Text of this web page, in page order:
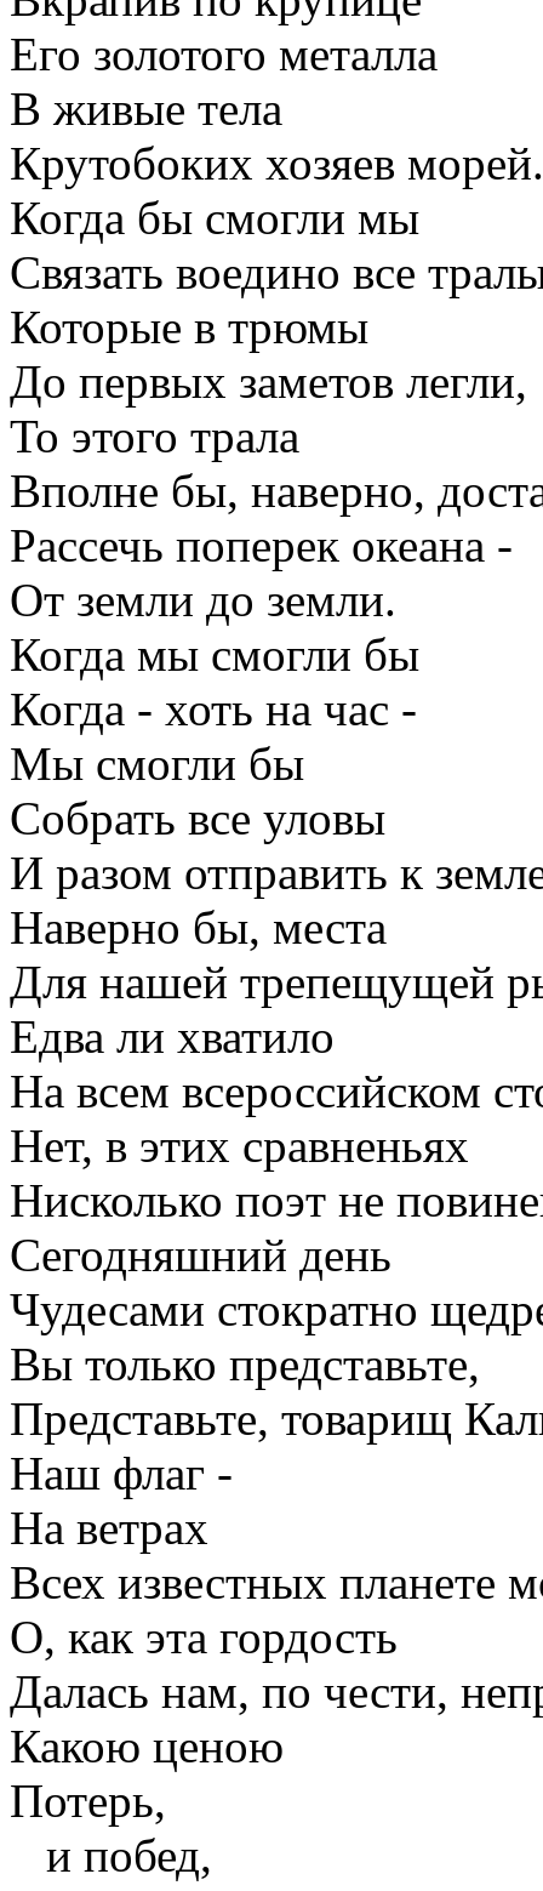
Его золотого металла
В живые тела
Крутобоких хозяев морей.
Когда бы смогли мы
Связать воедино все
Которые в трюмы
До первых заметов легли,
То этого трала
Вполне бы, наверно,
Рассечь поперек океана -
От земли до земли.
Когда мы смогли бы
Когда - хоть на час -
Мы смогли бы
Собрать все уловы
И разом отправить к
Наверно бы, места
Для нашей трепещущей
Едва ли хватило
На всем всероссийском
Нет, в этих сравненьях
Нисколько поэт не
Сегодняшний день
Чудесами стократно
Вы только представьте,
Представьте, товарищ
Наш флаг -
На ветрах
Всех известных планете
О, как эта гордость
Далась нам, по чести,
Какою ценою
Потерь,
и побед,